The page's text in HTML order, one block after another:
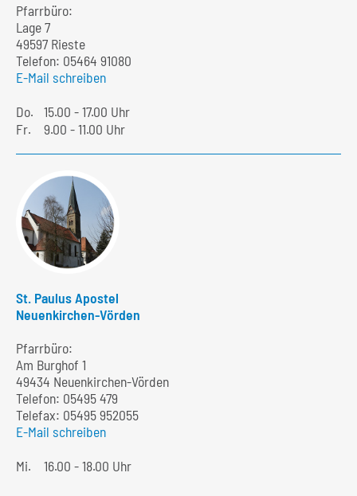
Pfarrbüro:
Lage 7
49597 Rieste
Telefon: 05464 91080
E-Mail schreiben
Do.
15.00 - 17.00 Uhr
Fr.
9.00 - 11.00 Uhr
St. Paulus Apostel
Neuenkirchen-Vörden
Pfarrbüro:
Am Burghof 1
49434 Neuenkirchen-Vörden
Telefon: 05495 479
Telefax: 05495 952055
E-Mail schreiben
Mi.
16.00 - 18.00 Uhr